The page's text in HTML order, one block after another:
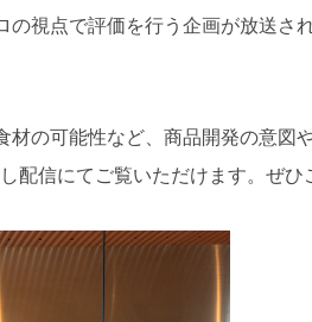
視点で評価を行う企画が放送さ
の可能性など、商品開発の意図
配信にてご覧いただけます。ぜひ